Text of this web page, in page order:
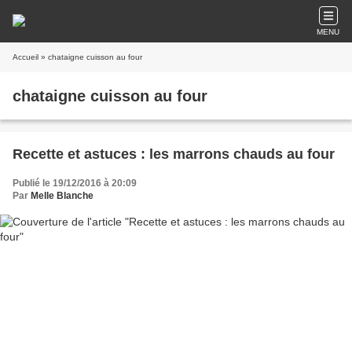
MENU
Accueil » chataigne cuisson au four
chataigne cuisson au four
Recette et astuces : les marrons chauds au four
Publié le 19/12/2016 à 20:09
Par Melle Blanche